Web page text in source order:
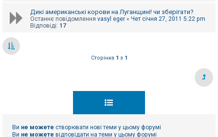
Дикі американські корови на Луганщині! чи зберігати?
Останнє повідомлення vasyl eger « Чет січня 27, 2011 5:22 pm
Відповіді: 17
Сторінка 1 з 1
Ви не можете створювати нові теми у цьому форумі
Ви не можете відповідати на теми у цьому форумі